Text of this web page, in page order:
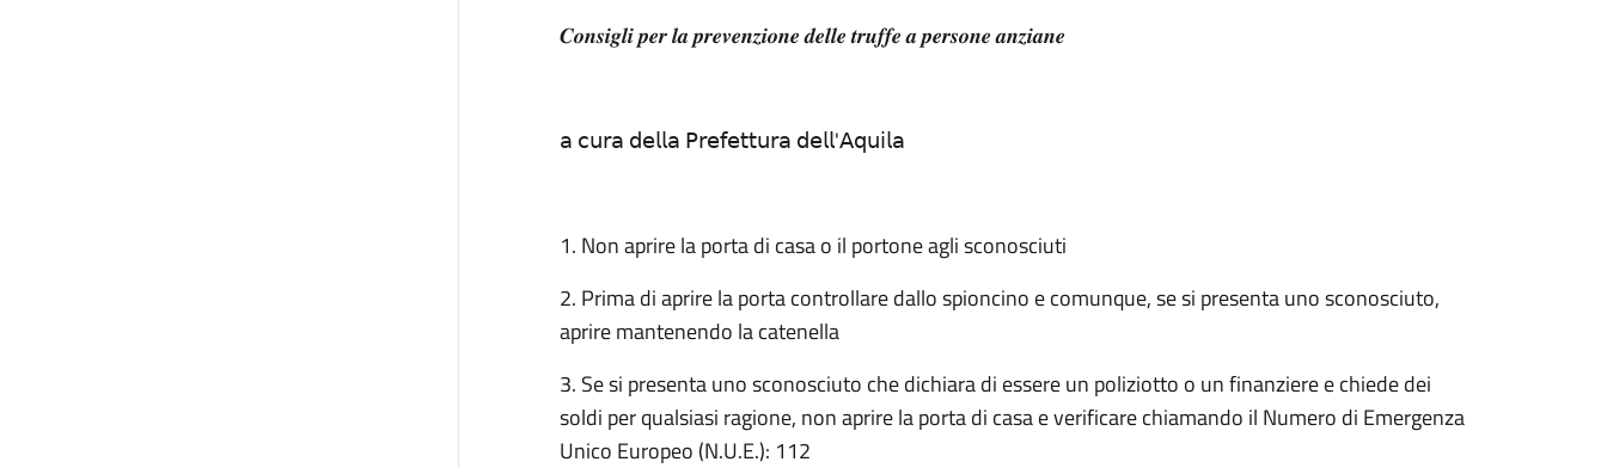
𝑪𝒐𝒏𝒔𝒊𝒈𝒍𝒊 𝒑𝒆𝒓 𝒍𝒂 𝒑𝒓𝒆𝒗𝒆𝒏𝒛𝒊𝒐𝒏𝒆 𝒅𝒆𝒍𝒍𝒆 𝒕𝒓𝒖𝒇𝒇𝒆 𝒂 𝒑𝒆𝒓𝒔𝒐𝒏𝒆 𝒂𝒏𝒛𝒊𝒂𝒏𝒆
𝖺 𝖼𝗎𝗋𝖺 𝖽𝖾𝗅𝗅𝖺 𝖯𝗋𝖾𝖿𝖾𝗍𝗍𝗎𝗋𝖺 𝖽𝖾𝗅𝗅'𝖠𝗊𝗎𝗂𝗅𝖺
1. Non aprire la porta di casa o il portone agli sconosciuti
2. Prima di aprire la porta controllare dallo spioncino e comunque, se si presenta uno sconosciuto,
aprire mantenendo la catenella
3. Se si presenta uno sconosciuto che dichiara di essere un poliziotto o un finanziere e chiede dei
soldi per qualsiasi ragione, non aprire la porta di casa e verificare chiamando il Numero di Emergenza
Unico Europeo (N.U.E.): 112